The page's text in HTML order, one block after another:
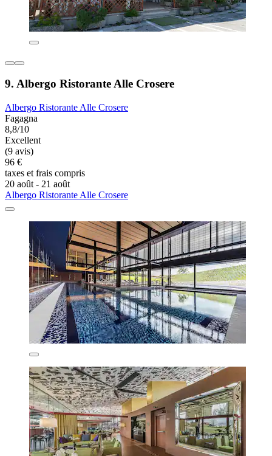
9. Albergo Ristorante Alle Crosere
Albergo Ristorante Alle Crosere
Fagagna
8,8/10
Excellent
(9 avis)
96 €
taxes et frais compris
20 août - 21 août
Albergo Ristorante Alle Crosere